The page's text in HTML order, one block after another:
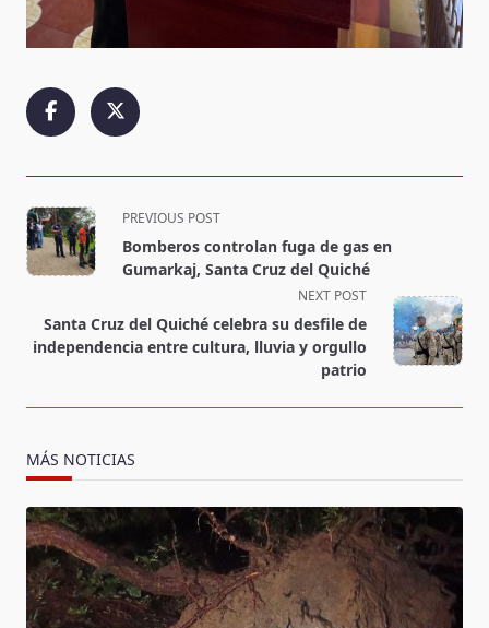
<span
class="nav-
subtitle
reader-
text">Page</span>
PREVIOUS POST
Bomberos controlan fuga de gas en
Gumarkaj, Santa Cruz del Quiché
NEXT POST
Santa Cruz del Quiché celebra su desfile de
independencia entre cultura, lluvia y orgullo
patrio
MÁS NOTICIAS